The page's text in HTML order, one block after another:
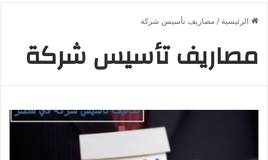
الرئيسية / مصاريف تأسيس شركة
مصاريف تأسيس شركة